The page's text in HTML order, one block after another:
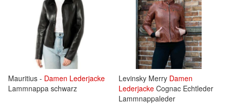
Mauritius - Damen Lederjacke
Lammnappa schwarz
Levinsky Merry Damen
Lederjacke Cognac Echtleder
Lammnappaleder